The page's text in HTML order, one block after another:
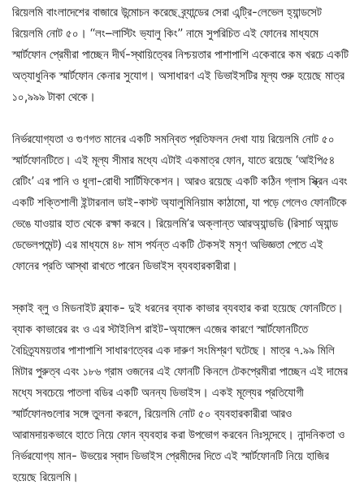
রিয়েলমি বাংলাদেশের বাজারে উন্মোচন করেছে ব্র্যান্ডের সেরা এন্ট্রি-লেভেল হ্যান্ডসেট
রিয়েলমি নোট ৫০। ‘‘লং–লাস্টিং ভ্যালু কিং’’ নামে সুপরিচিত এই ফোনের মাধ্যমে
স্মার্টফোন প্রেমীরা পাচ্ছেন দীর্ঘ-স্থায়িত্বের নিশ্চয়তার পাশাপাশি একেবারে কম খরচে একটি
অত্যাধুনিক স্মার্টফোন কেনার সুযোগ। অসাধারণ এই ডিভাইসটির মূল্য শুরু হয়েছে মাত্র
১০,৯৯৯ টাকা থেকে।
নির্ভরযোগ্যতা ও গুণগত মানের একটি সমন্বিত প্রতিফলন দেখা যায় রিয়েলমি নোট ৫০
স্মার্টফোনটিতে। এই মূল্য সীমার মধ্যে এটাই একমাত্র ফোন, যাতে রয়েছে ‘আইপি৫৪
রেটিং’ এর পানি ও ধূলা-রোধী সার্টিফিকেশন। আরও রয়েছে একটি কঠিন গ্লাস স্ক্রিন এবং
একটি শক্তিশালী ইন্টারনাল ডাই-কাস্ট অ্যালুমিনিয়াম কাঠামো, যা পড়ে গেলেও ফোনটিকে
ভেঙে যাওয়ার হাত থেকে রক্ষা করবে। রিয়েলমি’র অক্লান্ত আরঅ্যান্ডডি (রিসার্চ অ্যান্ড
ডেভেলপমেন্ট) এর মাধ্যমে ৪৮ মাস পর্যন্ত একটি টেকসই মসৃণ অভিজ্ঞতা পেতে এই
ফোনের প্রতি আস্থা রাখতে পারেন ডিভাইস ব্যবহারকারীরা।
স্কাই ব্লু ও মিডনাইট ব্ল্যাক- দুই ধরনের ব্যাক কাভার ব্যবহার করা হয়েছে ফোনটিতে।
ব্যাক কাভারের রং ও এর স্টাইলিশ রাইট-অ্যাঙ্গেল এজের কারণে স্মার্টফোনটিতে
বৈচিত্র্যময়তার পাশাপাশি সাধারণত্বের এক দারুণ সংমিশ্রণ ঘটেছে। মাত্র ৭.৯৯ মিলি
মিটার পুরুত্ব এবং ১৮৬ গ্রাম ওজনের এই ফোনটি কিনলে টেকপ্রেমীরা পাচ্ছেন এই দামের
মধ্যে সবচেয়ে পাতলা বডির একটি অনন্য ডিভাইস। একই মূল্যের প্রতিযোগী
স্মার্টফোনগুলোর সঙ্গে তুলনা করলে, রিয়েলমি নোট ৫০ ব্যবহারকারীরা আরও
আরামদায়কভাবে হাতে নিয়ে ফোন ব্যবহার করা উপভোগ করবেন নিঃসন্দেহে। নান্দনিকতা ও
নির্ভরযোগ্য মান- উভয়ের স্বাদ ডিভাইস প্রেমীদের দিতে এই স্মার্টফোনটি নিয়ে হাজির
হয়েছে রিয়েলমি।